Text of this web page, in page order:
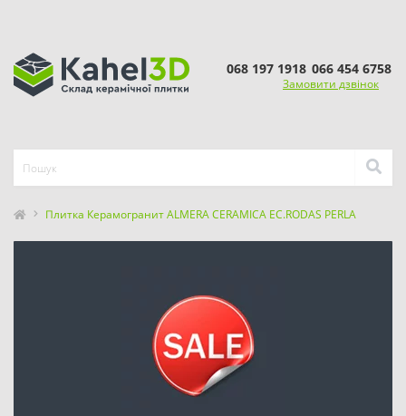
068 197 1918 066 454 6758
Замовити дзвінок
Плитка Керамогранит ALMERA CERAMICA EC.RODAS PERLA